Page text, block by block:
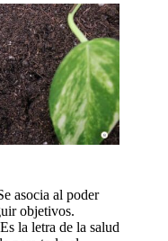
asocia al poder
objetivos.
la letra de la salud